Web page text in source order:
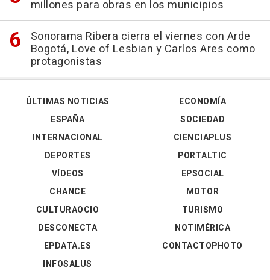
millones para obras en los municipios
Sonorama Ribera cierra el viernes con Arde
Bogotá, Love of Lesbian y Carlos Ares como
protagonistas
ÚLTIMAS NOTICIAS
ESPAÑA
INTERNACIONAL
DEPORTES
VÍDEOS
ECONOMÍA
SOCIEDAD
CIENCIAPLUS
PORTALTIC
EPSOCIAL
CHANCE
CULTURAOCIO
DESCONECTA
EPDATA.ES
INFOSALUS
MOTOR
TURISMO
NOTIMÉRICA
CONTACTOPHOTO